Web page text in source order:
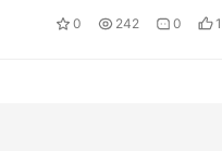
0 242 0 1